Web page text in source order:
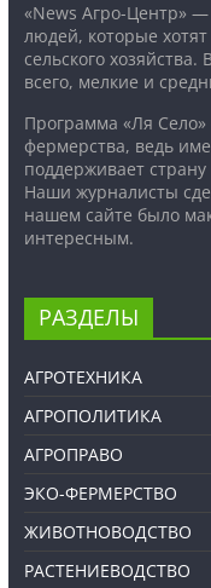
«News Агро-Центр»
людей, которые
сельского
всего, мелкие и
Программа «Ля
фермерства, ведь
поддерживает
Наши журналисты
нашем сайте было
интересным.
РАЗДЕЛЫ
АГРОТЕХНИКА
АГРОПОЛИТИКА
АГРОПРАВО
ЭКО-ФЕРМЕРСТВО
ЖИВОТНОВОДСТВО
РАСТЕНИЕВОДСТВО